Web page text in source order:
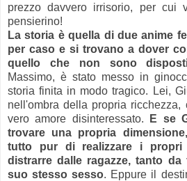
prezzo davvero irrisorio, per cui
pensierino!
La storia è quella di due anime
per caso e si trovano a dover
quello che non sono
Massimo, è stato messo in
storia finita in modo tragico. Lei,
nell'ombra della propria ricchezza,
vero amore disinteressato.
E se
trovare una propria
tutto pur di realizzare i
distrarre dalle ragazze, tanto da
suo stesso sesso. Eppure il